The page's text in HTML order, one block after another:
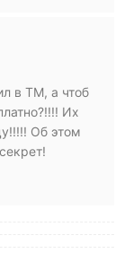
в ТМ, а чтоб
Их
Об этом